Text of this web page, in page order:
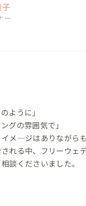
ー
ように」
グの雰囲気で」
メ―ジはありながら
れる中、フリーウェ
談くださいました。